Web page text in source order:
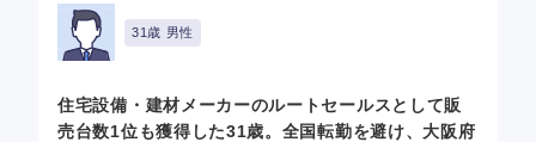
31歳 男性
住宅設備・建材メーカーのルートセールスとして販
売台数1位も獲得した31歳。全国転勤を避け、大阪府